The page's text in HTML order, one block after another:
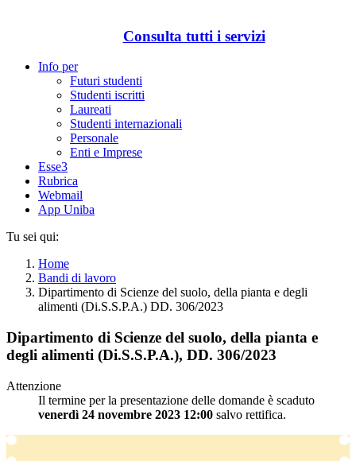
Consulta tutti i servizi
Info per
Futuri studenti
Studenti iscritti
Laureati
Studenti internazionali
Personale
Enti e Imprese
Esse3
Rubrica
Webmail
App Uniba
Tu sei qui:
Home
Bandi di lavoro
Dipartimento di Scienze del suolo, della pianta e degli
alimenti (Di.S.S.P.A.) DD. 306/2023
Dipartimento di Scienze del suolo, della pianta e
degli alimenti (Di.S.S.P.A.), DD. 306/2023
Attenzione
Il termine per la presentazione delle domande è scaduto
venerdì 24 novembre 2023 12:00 salvo rettifica.